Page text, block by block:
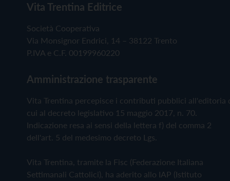
Vita Trentina Editrice
Società Cooperativa
Via Monsignor Endrici, 14 – 38122 Trento
P.IVA e C.F. 00199960220
Amministrazione trasparente
Vita Trentina percepisce i contributi pubblici all'editoria
cui al decreto legislativo 15 maggio 2017, n. 70.
Indicazione resa ai sensi della lettera f) del comma 2
dell'art. 5 del medesimo decreto Lgs.
Vita Trentina, tramite la Fisc (Federazione Italiana
Settimanali Cattolici), ha aderito allo IAP (Istituto